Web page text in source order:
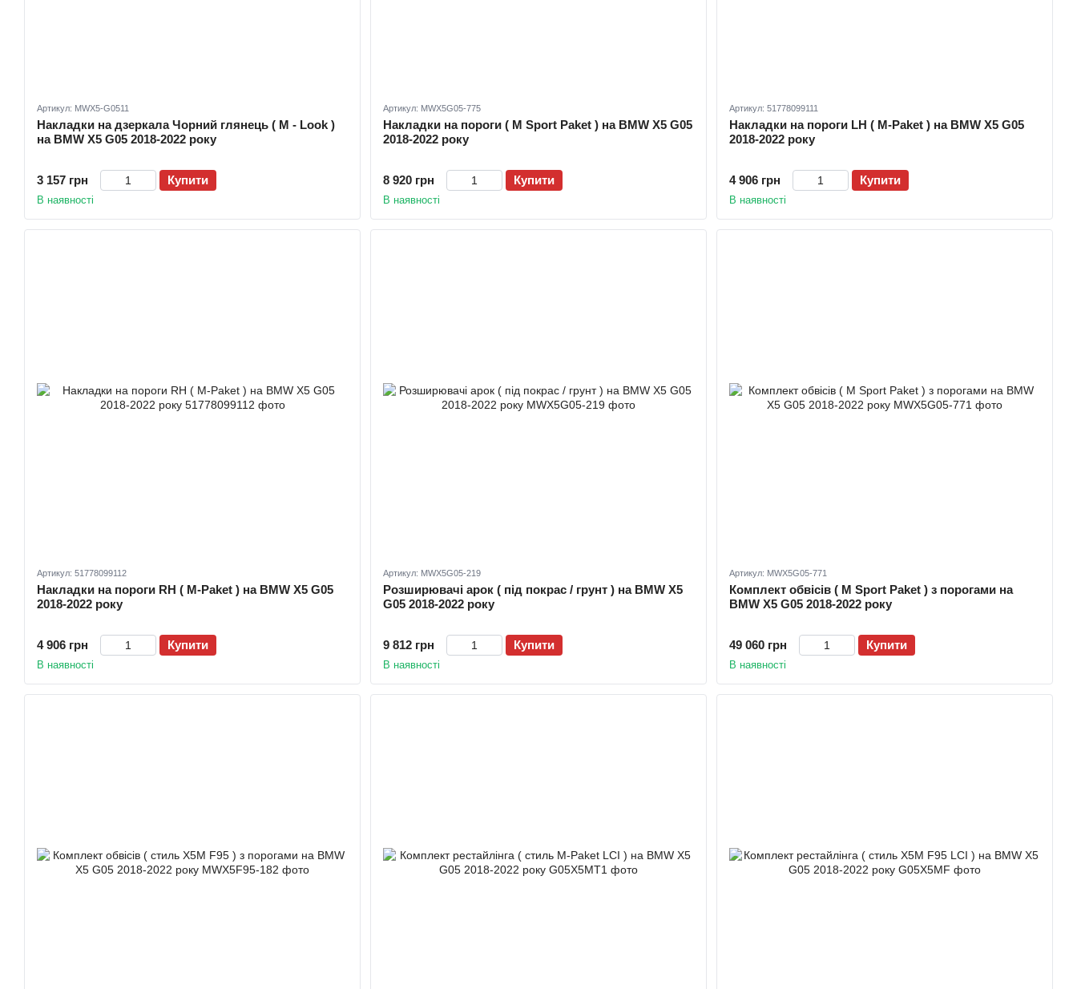
Артикул: MWX5-G0511
Накладки на дзеркала Чорний глянець ( M - Look )
на BMW X5 G05 2018-2022 року
3 157 грн Купити
В наявності
Артикул: MWX5G05-775
Накладки на пороги ( M Sport Paket ) на BMW X5 G05
2018-2022 року
8 920 грн Купити
В наявності
Артикул: 51778099111
Накладки на пороги LH ( M-Paket ) на BMW X5 G05
2018-2022 року
4 906 грн Купити
В наявності
Артикул: 51778099112
Накладки на пороги RH ( M-Paket ) на BMW X5 G05
2018-2022 року
4 906 грн Купити
В наявності
Артикул: MWX5G05-219
Розширювачі арок ( під покрас / грунт ) на BMW X5
G05 2018-2022 року
9 812 грн Купити
В наявності
Артикул: MWX5G05-771
Комплект обвісів ( M Sport Paket ) з порогами на
BMW X5 G05 2018-2022 року
49 060 грн Купити
В наявності